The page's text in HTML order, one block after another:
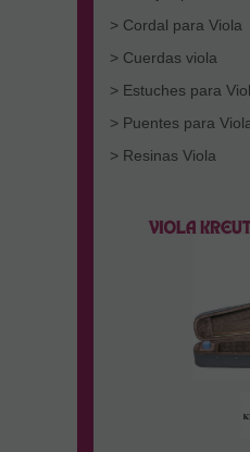
> Cordal para Viola
> Cuerdas viola
> Estuches para
> Puentes para
> Resinas Viola